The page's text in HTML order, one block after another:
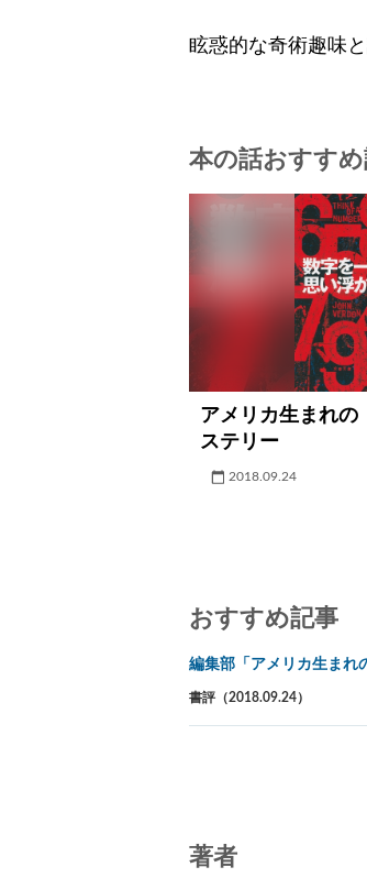
眩惑的な奇術趣味
本の話おすす
アメリカ生まれの
ステリー
2018.09.24
おすすめ記事
編集部「アメリカ生まれ
書評（2018.09.24）
著者